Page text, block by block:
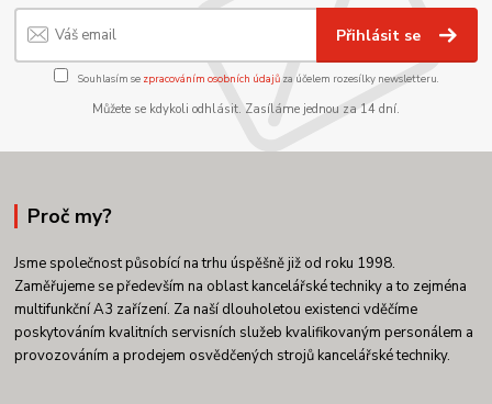
Přihlásit se
Souhlasím se zpracováním osobních údajůza účelem rozesílky newsletteru.
Můžete se kdykoli odhlásit. Zasíláme jednou za 14 dní.
Proč my?
Jsme společnost působící na trhu úspěšně již od roku 1998.
Zaměřujeme se především na oblast kancelářské techniky a to zejména
multifunkční A3 zařízení. Za naší dlouholetou existenci vděčíme
poskytováním kvalitních servisních služeb kvalifikovaným personálem a
provozováním a prodejem osvědčených strojů kancelářské techniky.